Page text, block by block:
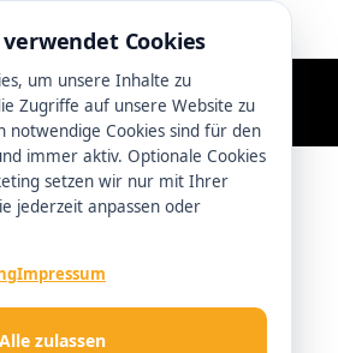
Cookies
um unsere Inhalte zu
Zugriffe auf unsere Website zu
notwendige Cookies sind für den
immer aktiv. Optionale Cookies
setzen wir nur mit Ihrer
jederzeit anpassen oder
Impressum
Alle zulassen